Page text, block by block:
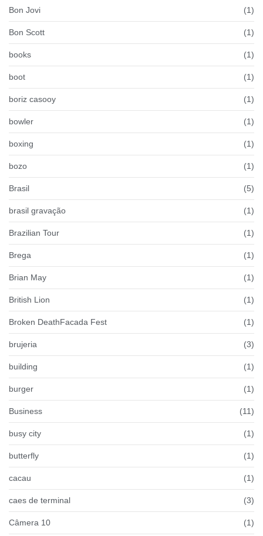
Bon Jovi (1)
Bon Scott (1)
books (1)
boot (1)
boriz casooy (1)
bowler (1)
boxing (1)
bozo (1)
Brasil (5)
brasil gravação (1)
Brazilian Tour (1)
Brega (1)
Brian May (1)
British Lion (1)
Broken DeathFacada Fest (1)
brujeria (3)
building (1)
burger (1)
Business (11)
busy city (1)
butterfly (1)
cacau (1)
caes de terminal (3)
Câmera 10 (1)